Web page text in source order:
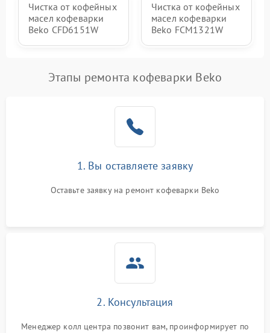
Чистка от кофейных
масел кофеварки
Beko CFD6151W
Чистка от кофейных
масел кофеварки
Beko FCM1321W
Этапы ремонта кофеварки Beko
1. Вы оставляете заявку
Оставьте заявку на ремонт кофеварки Beko
2. Консультация
Менеджер колл центра позвонит вам, проинформирует по